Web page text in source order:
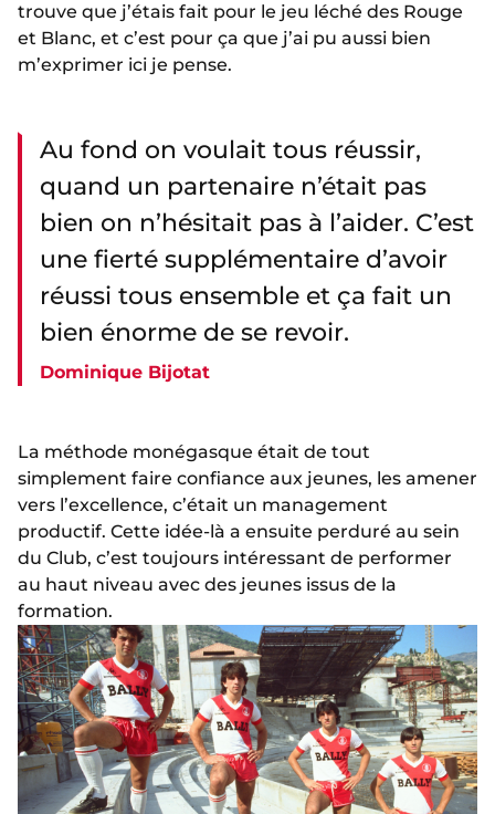
trouve que j’étais fait pour le jeu léché des Rouge
et Blanc, et c’est pour ça que j’ai pu aussi bien
m’exprimer ici je pense.
Au fond on voulait tous réussir,
quand un partenaire n’était pas
bien on n’hésitait pas à l’aider. C’est
une fierté supplémentaire d’avoir
réussi tous ensemble et ça fait un
bien énorme de se revoir.
Dominique Bijotat
La méthode monégasque était de tout
simplement faire confiance aux jeunes, les amener
vers l’excellence, c’était un management
productif. Cette idée-là a ensuite perduré au sein
du Club, c’est toujours intéressant de performer
au haut niveau avec des jeunes issus de la
formation.